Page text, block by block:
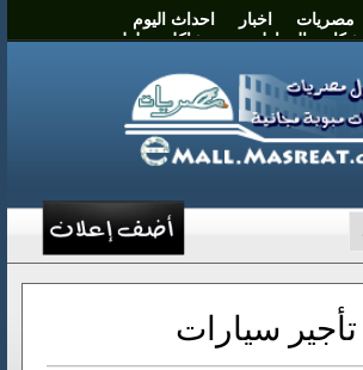
مصريات اخبار
احداث اليوم
شكاوي المواطنين
مشاكل وحلول
تأجير سيارات